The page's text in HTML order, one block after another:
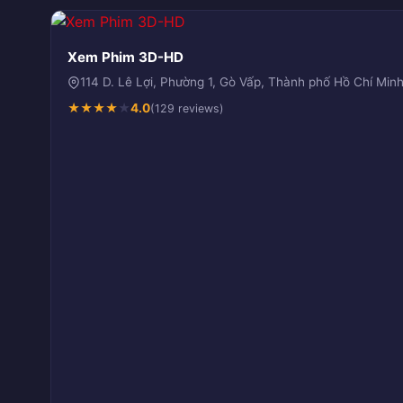
Xem Phim 3D-HD
114 D. Lê Lợi, Phường 1, Gò Vấp, Thành phố Hồ Chí Minh
★★★★★4.0(129 reviews)